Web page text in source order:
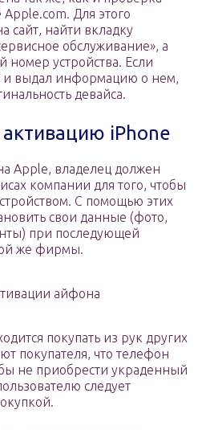
Apple.com. Для этого
сайт, найти вкладку
обслуживание», а
номер устройства. Если
и выдал информацию о нем,
девайса.
iPhone
Apple, владелец должен
компании для того, чтобы
С помощью этих
свои данные (фото,
при последующей
же фирмы.
айфона
покупать из рук других
покупателя, что телефон
не приобрести украденный
следует